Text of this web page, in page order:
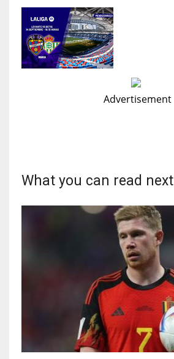
Advertisement
What you can read next